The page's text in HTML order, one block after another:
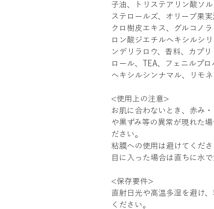
子油、トリステアリン酸ソ
ステロールズ、オリーブ果
クロ樹皮エキス、グルコノ
ロン酸ジエチルヘキシルシ
ンデリラロウ、香料、カプ
ロール、TEA、フェニルプ
ヘキシルシンナマル、リモネ
<使用上の注意>
お肌に合わないとき、赤み
や黒ずみ等の異常が現れた
ださい。
粘膜への使用は避けてくださ
目に入った場合は直ちに水
<保存要件>
直射日光や高温多湿を避け
ください。